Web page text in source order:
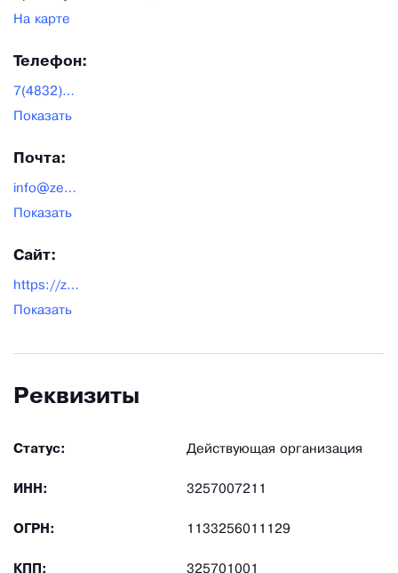
На карте
Телефон:
7(4832)321-707
Показать
Почта:
info@zeushydro.ru
Показать
Сайт:
https://zeushydro.ru/index.html
Показать
Реквизиты
Статус: Действующая организация
ИНН: 3257007211
ОГРН: 1133256011129
КПП: 325701001